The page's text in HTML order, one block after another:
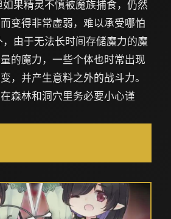
果精灵不慎被魔族捕食，仍然
变得非常虚弱，难以承受哪怕
由于无法长时间存储魔力的魔
的魔力，一些个体也时常出现
，并产生意料之外的战斗力。
森林和洞穴里务必要小心谨